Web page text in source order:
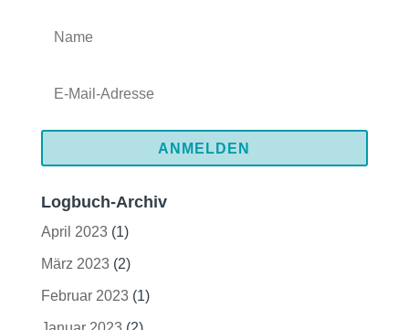
ANMELDEN
Logbuch-Archiv
April 2023(1)
März 2023(2)
Februar 2023(1)